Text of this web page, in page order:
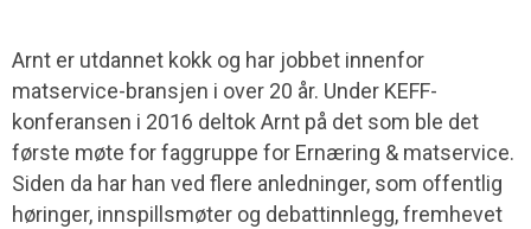
Arnt er utdannet kokk og har jobbet innenfor
matservice-bransjen i over 20 år. Under KEFF-
konferansen i 2016 deltok Arnt på det som ble det
første møte for faggruppe for Ernæring & matservice.
Siden da har han ved flere anledninger, som offentlig
høringer, innspillsmøter og debattinnlegg, fremhevet